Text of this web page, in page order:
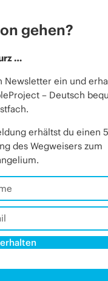
gehen?
…
Newsletter ein und
– Deutsch
erhältst du einen
des Wegweisers zum